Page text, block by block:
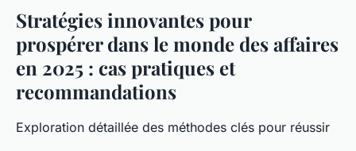
Stratégies innovantes pour
prospérer dans le monde des affaires
en 2025 : cas pratiques et
recommandations
Exploration détaillée des méthodes clés pour réussir